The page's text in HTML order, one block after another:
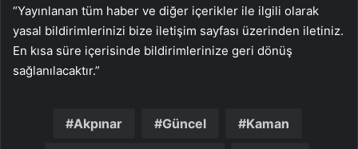
“Yayınlanan tüm haber ve diğer içerikler ile ilgili olarak
yasal bildirimlerinizi bize iletişim sayfası üzerinden iletiniz.
En kısa süre içerisinde bildirimlerinize geri dönüş
sağlanılacaktır.”
Akpınar Güncel Kaman